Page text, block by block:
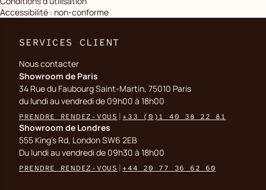
Accessibilité : non-conforme
SERVICES CLIENT
Nous contacter
Showroom de Paris
34 Rue du Faubourg Saint-Martin, 75010 Paris
du lundi au vendredi de 09h00 à 18h00
PRENDRE RENDEZ-VOUS +33 (0)1 40 38 22 81
Showroom de Londres
555 King's Rd, London SW6 2EB
Du lundi au vendredi de 09h30 à 18h00
PRENDRE RENDEZ-VOUS +44 20 77 36 62 60